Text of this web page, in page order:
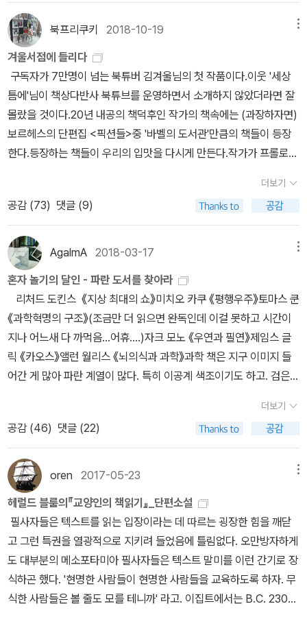
로 이 때문에 인류는 문학을 발명했어.” (326쪽)《격정 세계》를 추천
한 헤르메스 님은 살기 팍팍한 시대에 왜 책을 읽어야 하고, 또 문학을
좋아해야 하는 이유를 알아야 한다면 이 책을 읽으면 된다고 했다. 그
렇지만 헤르메스 님을 제외한 달궁 독자들은 《격정 세계》를 비판하는
견해를 쏟아냈다(독서 모임 후기 엮은이도 비판하는 목소리에 힘을
실어줬다). 레샥매냐 님(알라딘 서재 마을에 북 리뷰를 쓰고, 독서 모
임 전날에 《격정 세계》 리뷰[주]를 남긴 그 레삭매냐 님이다)은 소설
속 나오는 사람들 모두 문학에 ‘미친 자들’이라고 평가했다. 문학을 읽
임 회원들이 커다란 갈등 없이 화목하게 지내고, 결국 서로 사랑해서
연인이 되어가는 과정이 단조롭다고 지적했다. <달궁> 모임장 삽하
나 님의 표현을 빌리자면 《격정 세계》는 그야말로 ‘없는 세계(utopi
a)’다. ‘개인의 삶을 구원하는 문학’을 지나치게 예찬하는 인물들이
부담스럽고, 오히려 기괴하다. 소설에 나오는 동물들은(검은 고양이,
표범, 새 등) 무슨 의미인지 알 수 없다.《격정 세계》를 비판하는 <달
궁> 독자들의 목소리가 점점 높아질수록 헤르메스 님은 차분하
게 《격정 세계》의 장점을 설명하면서 책의 매력을 지키려고 했다. 독
서 모임 후기를 어떻게 써야 할지 머리를 굴리던 나는 <달궁> 독자들
토니오 그람시, 린 로너 엮음, 양희정 옮김, 《감옥에서 보낸 편지》 (민
존스, 최영석 옮김, 《안토니오 그람시 비범한 헤게모니》 (앨피, 2022
년) * 마이크 곤살레스 & 이언 버철 외, 이수현 옮김, 《처음 만나는
혁명가들: 마르크스, 레닌, 룩셈부르크, 트로츠키, 그람시》 (책갈피, 2
015년)헤르메스 님은 ‘비둘기’ 북클럽의 성격을 안토니오 그람시(An
tonio Gramsci)가 내세운 개념인 ‘진지전(War of position)’으로
설명했다. 그람시는 이탈리아 공산당을 세운 사회주의 정치인이
다. 이탈리아 파시스트 정부의 탄압을 받아 옥중 생활을 한 그람시는
감옥에서 자신의 생각을 담은 편지를 남겼다.그람시의 주장에 따르면
18년에 안삼환 번역본 [젊은 베르터의 괴로움]으로 교체. 음 ... [위
대한 개츠비]는 뭐, 여기저기 죄다 한번씩 내보는 책이 되었는데 ...문
예출판사의 경우 1970년대 정현종 번역본이었다가 2005년에 송무
로 교체. 펭귄도 2009년 이만식 번역본에서 2013년 김보영 번역본
으로. 예전에도 이런 사례는 종종 있었다. 민음사의 경우에도 1988
년에 독역본을 바탕으로 송동준이 번역한 [참을 수 없는 존재의 가벼
움]을 불역본을 바탕으로 이재룡이 번역해서 1993년에 재출간. (아
래 표지들은 모두 이재룡 번역본) 황병하 번역으로 나온 보르헤스 전
집도 세계문학전집에서는 송병선 번역으로.
북프리쿠키 2018-10-19
겨울서점에 들리다
구독자가 7만명이 넘는 북튜버 김겨울님의 첫 작품이다.이웃 '세상
틈에'님이 책상다반사 북튜브를 운영하면서 소개하지 않았더라면 잘
몰랐을 것이다.20년 내공의 책덕후인 작가의 책속에는 (과장하자면)
보르헤스의 단편집 <픽션들>중 '바벨의 도서관'만큼의 책들이 등장
한다.등장하는 책들이 우리의 입맛을 다시게 만든다.작가가 프롤로그
위해 노력한 흔적이 장점이다.그래서 소개한 책도 딱 좋다.아마 이 중
에서 몇권의 책들은 장바구니로 들어가지 않을까? 1. ' 그런 의미에
서 가장 안전한 표지는 명화 표지다. 이미 많은 출판사에서 선택하고
있는 방법이다. 심지어 펭귄클래식코리아에서 나온 것과 민음사에서
나온 책은 표지로 같은 그림을 채택했다. 고흐의 <별이 빛나는 밤>이
다. 아마 니체가 말한 '춤추는 별을 잉태하려면 반드시 스스로의 내면
에 혼돈을 지녀야 한다'는 구절 때문일 테다.' -22쪽 2.
민음사에서 한정판으로 나온 <노르웨이숲>처럼 보자마자 감탄사를
자아내는 표지도, 이승우<모르는 사람들>처럼 손대는 순간 마음 속
파문이 일듯한 표지도 좋다. 사실 명화로 된 세계문학 표지도 무척 좋
아한다. 민음사에서 나온 다섯 권짜리 <보르헤스 전집>은 세련과는
거리가 먼데도 어쩐지 보르헤스 책이라면 그래야 할 것 같은 능청이
있다. 숲 출판사에서 나오는 <그리스 고전 원전 번역>시리즈의 디자
게 된 이유에는 표지가 큰 부분을 차지하고 있다. <소년이 온다>를
장식한 안개꽃은 한동안 나의 컴퓨터 바탕화면이었고, <마담보바리>
원서의 펭귄클래식 디럭스 에디션을 장식한 푸른빛 레이스를 뉴욕 여
행 내내 얼마나 어루만졌던가 - 23쪽 3. 세상이 변한만큼
책도 변했다. 표지 디자인을 넘어 이제는 표지의 종이 질감이나 두께,
제본 형태 같은 물리적 요소까지 출판사의 고민거리가 된다. 이 고민
의 결과로 어떤 디자이너는 뒷날개를 아주 길게 만들어서 책을 완전
히 감싸게 만들었고(볼테르, <불온한 철학사전>, 민음사), 어떤 디자
더보기
공감 (73) 댓글 (9)
AgalmA 2018-03-17
혼자 놀기의 달인 - 파란 도서를 찾아라
《과학혁명의 구조》(조금만 더 읽으면 완독인데 이걸 못하고 시간이
지나 어느새 다 까먹음...어휴....)자크 모노 《우연과 필연》제임스 글
릭 《카오스》앨런 월리스 《뇌의식과 과학》과학 책은 지구 이미지 들
어간 게 많아 파란 계열이 많다. 특히 이공계 색조이기도 하고. 검은
《생각의 역사Ⅱ》움베르토 에코 《미의 역사》지그문트 프로이트 《집단
심리학과 자아분석》한병철 《투명사회》호르헤 루이스 보르헤스 《보
르헤스의 꿈 이야기》삐에르 끌라스트르 《폭력의 고고학》미셸 파스투
로 《파랑의 역사》칸트 책은 너무 유명해서 생략. 사실 다 꺼내자니 너
무 힘들어서; 《맹자집주》 파울 페르하에허 《우리는 어떻게 괴
물이 되어가는가》메리 스타인 《융의 영혼의 지도》니카자와 신이치
《대칭성 인류학》칼 슈미트 《정치신학》울리히 하세 / 윌리엄 라지
《모리스 블랑쇼 침묵에 다가가기》가스통 바슐라르 《물과 꿈》(이 책
이 더 중요한 것은 안에 시규어 로스(Sigur Ros) 사인이 있다! 급하
게 사인을 받으려다 보니 메모장이 없어서 여기다...)사인 확인은 여
기 -> http://blog.aladin.co.kr/durepos/7525940 도
더보기
공감 (46) 댓글 (22)
oren 2017-05-23
헤럴드 블룸의『교양인의 책읽기』_단편소설
필사자들은 텍스트를 읽는 입장이라는 데 따르는 굉장한 힘을 깨닫
고 그런 특권을 열광적으로 지키려 들었음에 틀림없다. 오만방자하게
도 대부분의 메소포타미아 필사자들은 텍스트 말미를 이런 간기로 장
식하곤 했다. '현명한 사람들이 현명한 사람들을 교육하도록 하자. 무
식한 사람들은 볼 줄도 모를 테니까' 라고. 이집트에서는 B.C. 2300